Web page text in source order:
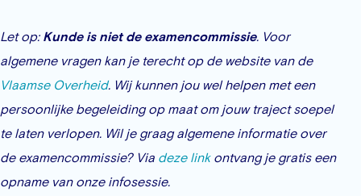
Let op: Kunde is niet de examencommissie. Voor
algemene vragen kan je terecht op de website van de
Vlaamse Overheid. Wij kunnen jou wel helpen met een
persoonlijke begeleiding op maat om jouw traject soepel
te laten verlopen. Wil je graag algemene informatie over
de examencommissie? Via deze linkontvang je gratis een
opname van onze infosessie.